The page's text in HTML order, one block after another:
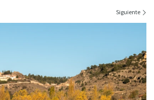
imágenes Siguiente